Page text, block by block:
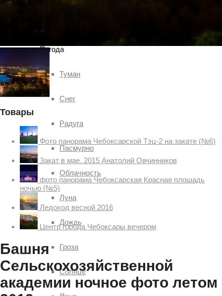
Погода
Туман
Снег
Радуга
Пасмурно
Облачность
Луна
Дождь
Гроза
Солнце
Товары
Фото панорама Чебоксарской Тэц-2 на закате (№6)
Закат в мае. 2015 Анатолий Овчинников
фото панорама Чебоксарская Красная площадь
ночью (№5)
Ледоход весной 2016
Центр города Чебоксары вечером
Башня
Сельскохозяйственной
академии ночное фото летом